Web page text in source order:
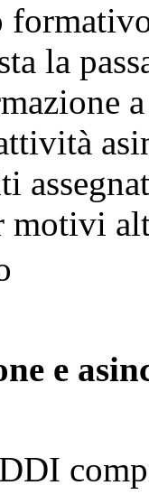
la
motivi
e